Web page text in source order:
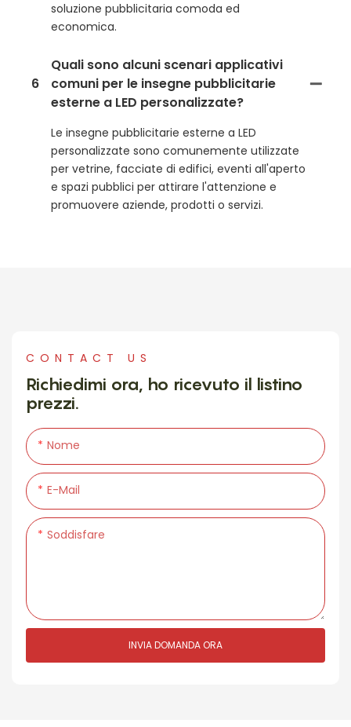
soluzione pubblicitaria comoda ed
economica.
6
Quali sono alcuni scenari applicativi
comuni per le insegne pubblicitarie
esterne a LED personalizzate?
Le insegne pubblicitarie esterne a LED
personalizzate sono comunemente utilizzate
per vetrine, facciate di edifici, eventi all'aperto
e spazi pubblici per attirare l'attenzione e
promuovere aziende, prodotti o servizi.
CONTACT US
Richiedimi ora, ho ricevuto il listino
prezzi.
Nome
E-Mail
Soddisfare
INVIA DOMANDA ORA